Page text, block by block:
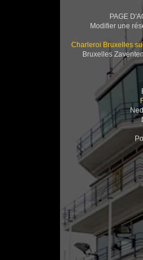
PAGE
Modifier une
Charleroi Bruxelles
Bruxelles